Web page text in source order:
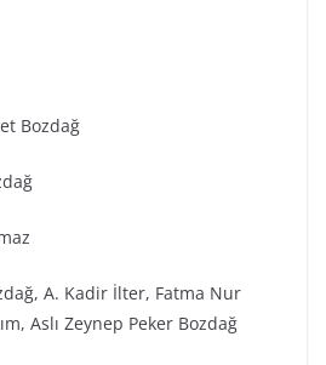
Bozdağ
A. Kadir İlter, Fatma Nur
Aslı Zeynep Peker Bozdağ